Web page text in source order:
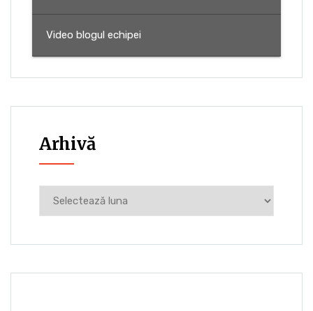
Video blogul echipei
Arhivă